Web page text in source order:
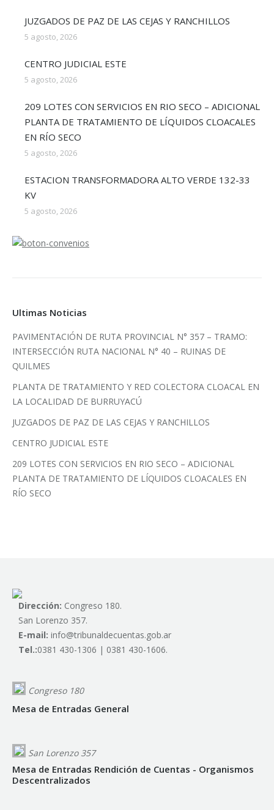
JUZGADOS DE PAZ DE LAS CEJAS Y RANCHILLOS
5 agosto, 2026
CENTRO JUDICIAL ESTE
5 agosto, 2026
209 LOTES CON SERVICIOS EN RIO SECO – ADICIONAL
PLANTA DE TRATAMIENTO DE LÍQUIDOS CLOACALES
EN RÍO SECO
5 agosto, 2026
ESTACION TRANSFORMADORA ALTO VERDE 132-33
KV
5 agosto, 2026
Ultimas Noticias
PAVIMENTACIÓN DE RUTA PROVINCIAL N° 357 – TRAMO:
INTERSECCIÓN RUTA NACIONAL N° 40 – RUINAS DE
QUILMES
PLANTA DE TRATAMIENTO Y RED COLECTORA CLOACAL EN
LA LOCALIDAD DE BURRUYACÚ
JUZGADOS DE PAZ DE LAS CEJAS Y RANCHILLOS
CENTRO JUDICIAL ESTE
209 LOTES CON SERVICIOS EN RIO SECO – ADICIONAL
PLANTA DE TRATAMIENTO DE LÍQUIDOS CLOACALES EN
RÍO SECO
Dirección: Congreso 180.
San Lorenzo 357.
E-mail: info@tribunaldecuentas.gob.ar
Tel.:0381 430-1306 | 0381 430-1606.
Congreso 180
Mesa de Entradas General
San Lorenzo 357
Mesa de Entradas Rendición de Cuentas - Organismos
Descentralizados